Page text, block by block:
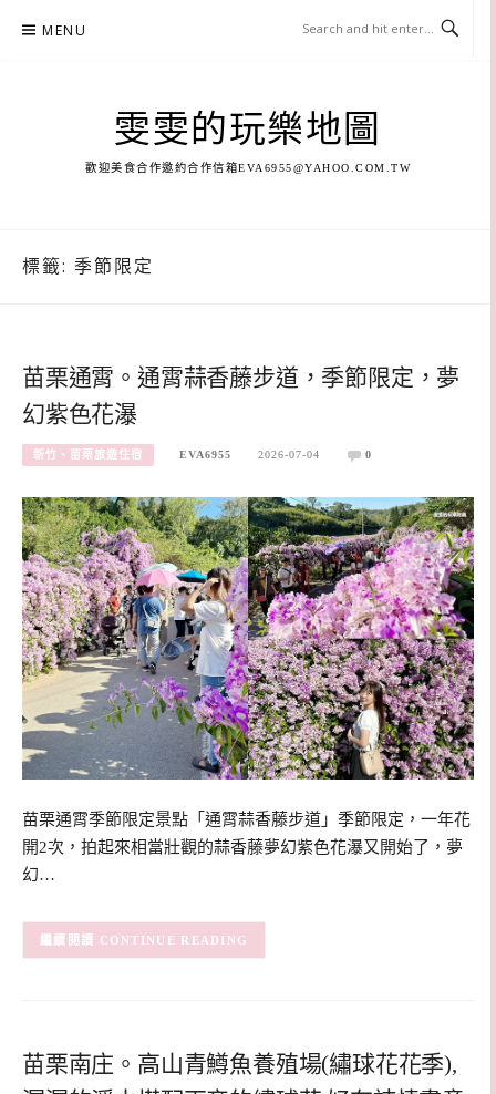
MENU
雯雯的玩樂地圖
歡迎美食合作邀約合作信箱EVA6955@YAHOO.COM.TW
標籤: 季節限定
苗栗通霄。通霄蒜香藤步道，季節限定，夢
幻紫色花瀑
新竹、苗栗旅遊住宿 EVA6955 2026-07-04 0
苗栗通霄季節限定景點「通霄蒜香藤步道」季節限定，一年花
開2次，拍起來相當壯觀的蒜香藤夢幻紫色花瀑又開始了，夢
幻…
CONTINUE READING
苗栗南庄。高山青鱒魚養殖場(繡球花花季),